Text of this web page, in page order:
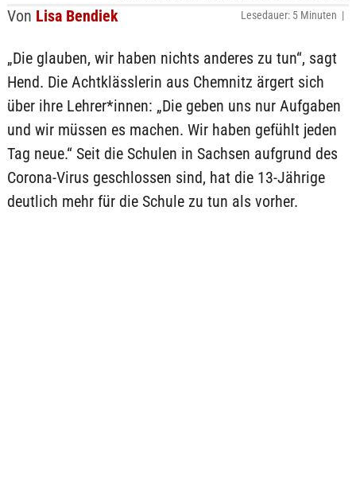
Von Lisa Bendiek
Lesedauer: 5 Minuten |
„Die glauben, wir haben nichts anderes zu tun“, sagt
Hend. Die Achtklässlerin aus Chemnitz ärgert sich
über ihre Lehrer*innen: „Die geben uns nur Aufgaben
und wir müssen es machen. Wir haben gefühlt jeden
Tag neue.“ Seit die Schulen in Sachsen aufgrund des
Corona-Virus geschlossen sind, hat die 13-Jährige
deutlich mehr für die Schule zu tun als vorher.